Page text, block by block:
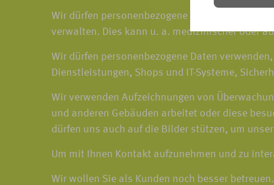
Wir dürfen personenbezogene Daten
verwalten. Dies kann u. a. medizinischer oder
Wir dürfen personenbezogene Daten
Dienstleistungen, Shops und IT-Systeme,
Wir verwenden Aufzeichnungen von
und anderen Gebäuden arbeitet oder diese
dürfen uns auch auf die Bilder stützen, um
Um mit Ihnen Kontakt aufzunehmen und zu
Wir wollen Sie als Kunden noch besser